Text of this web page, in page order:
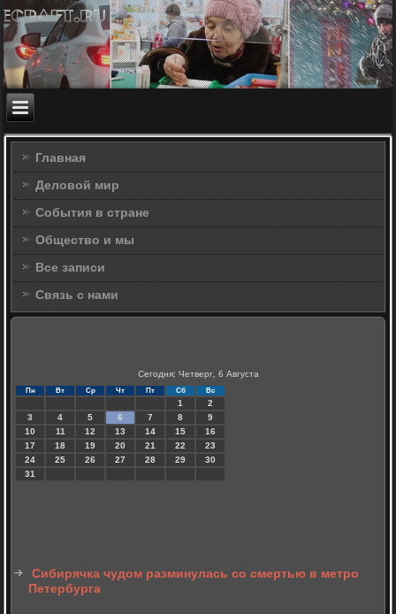
Главная
Деловой мир
События в стране
Общество и мы
Все записи
Связь с нами
Сегодня: Четверг, 6 Августа
Пн Вт Ср Чт Пт Сб Вс
1
2
3
4 5 6 7 8
9
10
11 12 13 14 15
16
17
18 19 20 21 22
23
24
25 26 27 28 29
30
31
Сибирячка чудом разминулась со смертью в метро
Петербурга